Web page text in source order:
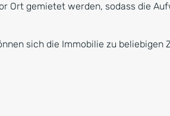
Ort gemietet werden, sodass die
sich die Immobilie zu beliebigen